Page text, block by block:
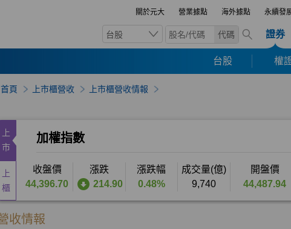
關於元大 營業據點 海外據點 永續發
台股 代碼 證券
台股 權
首頁 上市櫃營收 上市櫃營收情報